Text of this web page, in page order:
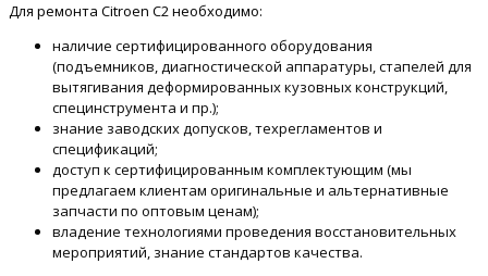
Для ремонта Citroen C2 необходимо:
наличие сертифицированного оборудования
(подъемников, диагностической аппаратуры, стапелей для
вытягивания деформированных кузовных конструкций,
специнструмента и пр.);
знание заводских допусков, техрегламентов и
спецификаций;
доступ к сертифицированным комплектующим (мы
предлагаем клиентам оригинальные и альтернативные
запчасти по оптовым ценам);
владение технологиями проведения восстановительных
мероприятий, знание стандартов качества.